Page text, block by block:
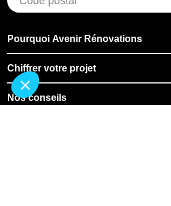
Pourquoi Avenir Rénovations
Chiffrer votre projet
Nos conseils